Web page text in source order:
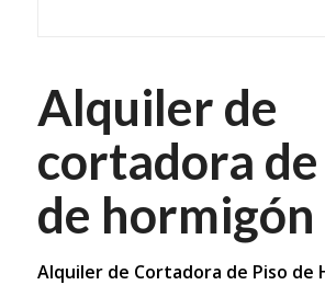
Alquiler de
cortadora
de hormigón
Alquiler de Cortadora de Piso de